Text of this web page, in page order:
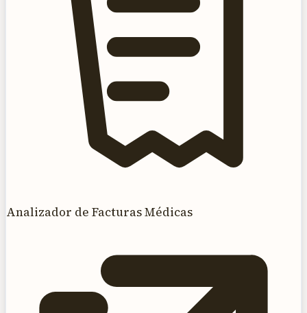
Analizador de Facturas Médicas